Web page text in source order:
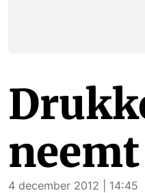
4 december 2012 | 14:45